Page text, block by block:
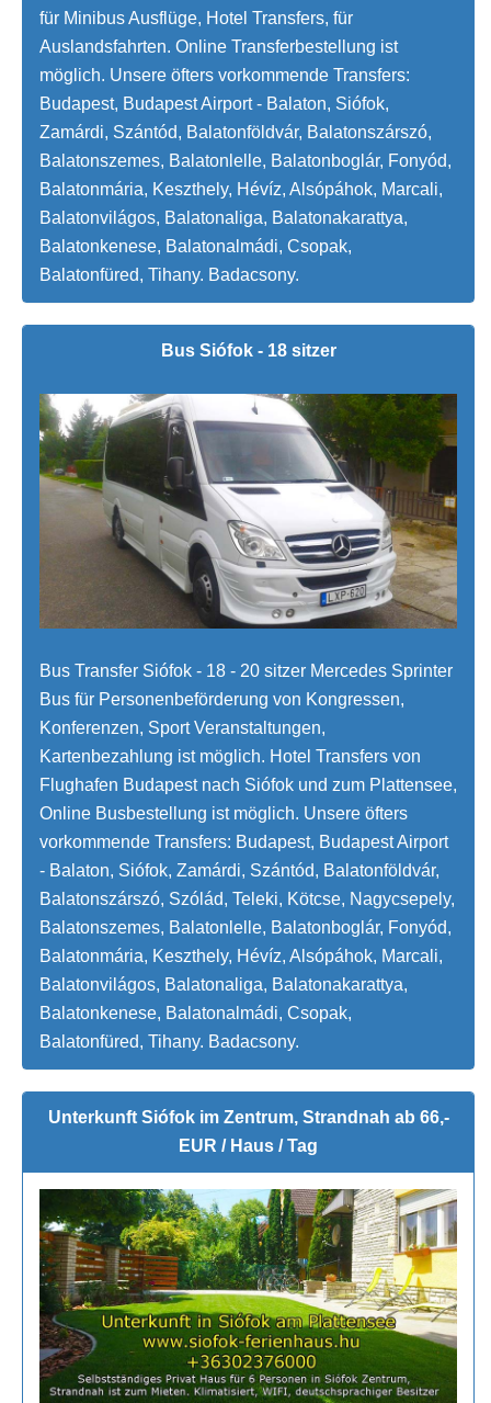
für Minibus Ausflüge, Hotel Transfers, für
Auslandsfahrten. Online Transferbestellung ist
möglich. Unsere öfters vorkommende Transfers:
Budapest, Budapest Airport - Balaton, Siófok,
Zamárdi, Szántód, Balatonföldvár, Balatonszárszó,
Balatonszemes, Balatonlelle, Balatonboglár, Fonyód,
Balatonmária, Keszthely, Hévíz, Alsópáhok, Marcali,
Balatonvilágos, Balatonaliga, Balatonakarattya,
Balatonkenese, Balatonalmádi, Csopak,
Balatonfüred, Tihany. Badacsony.
Bus Siófok - 18 sitzer
Bus Transfer Siófok - 18 - 20 sitzer Mercedes Sprinter
Bus für Personenbeförderung von Kongressen,
Konferenzen, Sport Veranstaltungen,
Kartenbezahlung ist möglich. Hotel Transfers von
Flughafen Budapest nach Siófok und zum Plattensee,
Online Busbestellung ist möglich. Unsere öfters
vorkommende Transfers: Budapest, Budapest Airport
- Balaton, Siófok, Zamárdi, Szántód, Balatonföldvár,
Balatonszárszó, Szólád, Teleki, Kötcse, Nagycsepely,
Balatonszemes, Balatonlelle, Balatonboglár, Fonyód,
Balatonmária, Keszthely, Hévíz, Alsópáhok, Marcali,
Balatonvilágos, Balatonaliga, Balatonakarattya,
Balatonkenese, Balatonalmádi, Csopak,
Balatonfüred, Tihany. Badacsony.
Unterkunft Siófok im Zentrum, Strandnah ab 66,-
EUR / Haus / Tag